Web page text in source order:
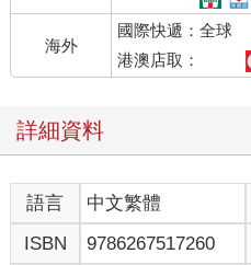
答：由一種類託眾所依差別轉故
所說依義，唯?所依為此量故。】
七轉識及其心所都有「所依」，
依」共有三種；但第八識於三界
行，以此緣故《楞伽經》中 世
促使第八識現行諸法之因。但意
只能成為「增上緣依」，不名俱
不必依止其他任何一法故，例如
第八識於三界中現行時，亦同時
依」，因第八識心體及其所生法
海外
國際快遞：全球
港澳店取：
詳細資料
語言 中文繁體
ISBN
9786267517260